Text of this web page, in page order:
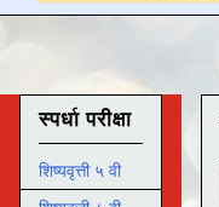
स्पर्धा परीक्षा
शिष्यवृत्ती ५ वी